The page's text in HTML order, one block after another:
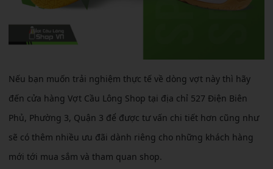
Nếu bạn muốn trải nghiệm thực tế về dòng vợt này thì hãy
đến cửa hàng Vợt Cầu Lông Shop tại địa chỉ 527 Điện Biên
Phủ, Phường 3, Quận 3 để được tư vấn chi tiết hơn cũng như
sẽ có thêm nhiều ưu đãi dành riêng cho những khách hàng
mới tới mua sắm và tham quan shop.